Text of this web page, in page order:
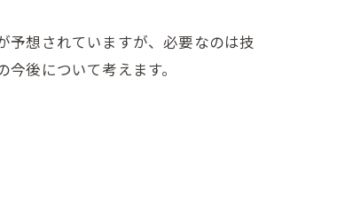
予想されていますが、必要なのは技
後について考えます。